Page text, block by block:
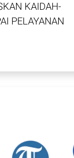
KAIDAH-
PELAYANAN